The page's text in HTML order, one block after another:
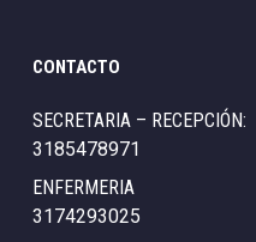
CONTACTO
SECRETARIA – RECEPCIÓN:
3185478971
ENFERMERIA
3174293025